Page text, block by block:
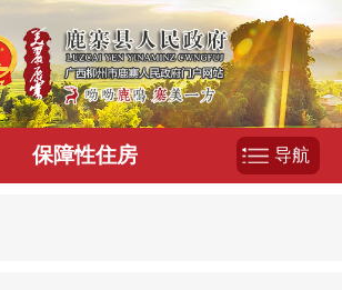
保障性住房 导航